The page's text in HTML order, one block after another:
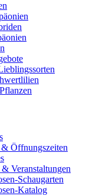
Öffnungszeiten
Veranstaltungen
Schaugarten
Katalog